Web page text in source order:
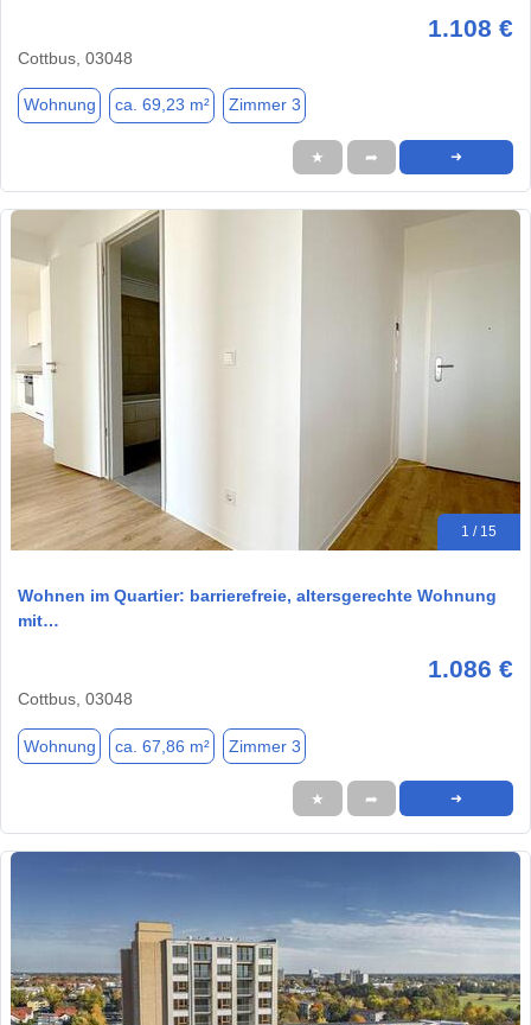
1.108 €
Cottbus, 03048
Wohnung ca. 69,23 m² Zimmer 3
★ ➦ ➜
1 / 15
Wohnen im Quartier: barrierefreie, altersgerechte Wohnung
mit…
1.086 €
Cottbus, 03048
Wohnung ca. 67,86 m² Zimmer 3
★ ➦ ➜